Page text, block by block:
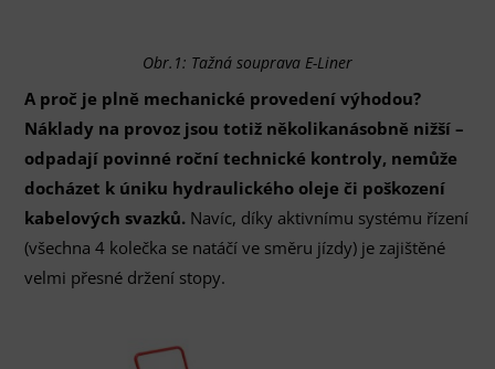
Obr.1: Tažná souprava E-Liner
A proč je plně mechanické provedení výhodou?
Náklady na provoz jsou totiž několikanásobně nižší –
odpadají povinné roční technické kontroly, nemůže
docházet k úniku hydraulického oleje či poškození
kabelových svazků. Navíc, díky aktivnímu systému řízení
(všechna 4 kolečka se natáčí ve směru jízdy) je zajištěné
velmi přesné držení stopy.